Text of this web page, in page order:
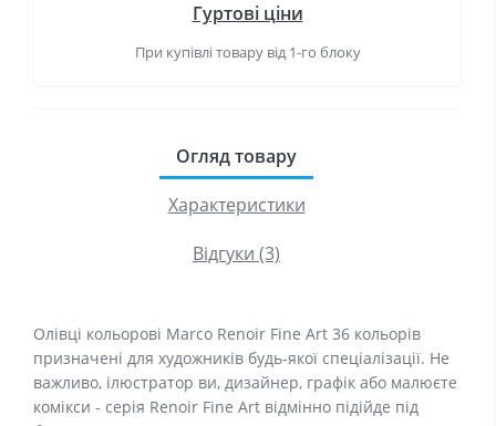
Гуртові ціни
При купівлі товару від 1-го блоку
Огляд товару
Характеристики
Відгуки (3)
Олівці кольорові Marco Renoir Fine Art 36 кольорів
призначені для художників будь-якої спеціалізації. Не
важливо, ілюстратор ви, дизайнер, графік або малюєте
комікси - серія Renoir Fine Art відмінно підійде під